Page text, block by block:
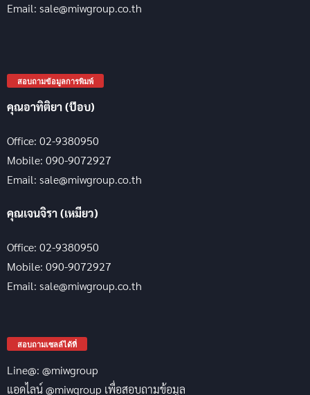
Email: sale@miwgroup.co.th
สอบถามข้อมูลการพิมพ์
คุณอาทิติยา (ป๊อบ)
Office: 02-9380950
Mobile: 090-9072927
Email: sale@miwgroup.co.th
คุณเจนจิรา (เหมียว)
Office: 02-9380950
Mobile: 090-9072927
Email: sale@miwgroup.co.th
สอบถามเซลล์ได้ที่
Line@: @miwgroup
แอดไลน์ @miwgroup เพื่อสอบถามข้อมูล